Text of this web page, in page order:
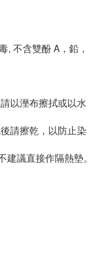
, 不含雙酚 A，鉛，
以溼布擦拭或以水
請擦乾，以防止染
議直接作隔熱墊。